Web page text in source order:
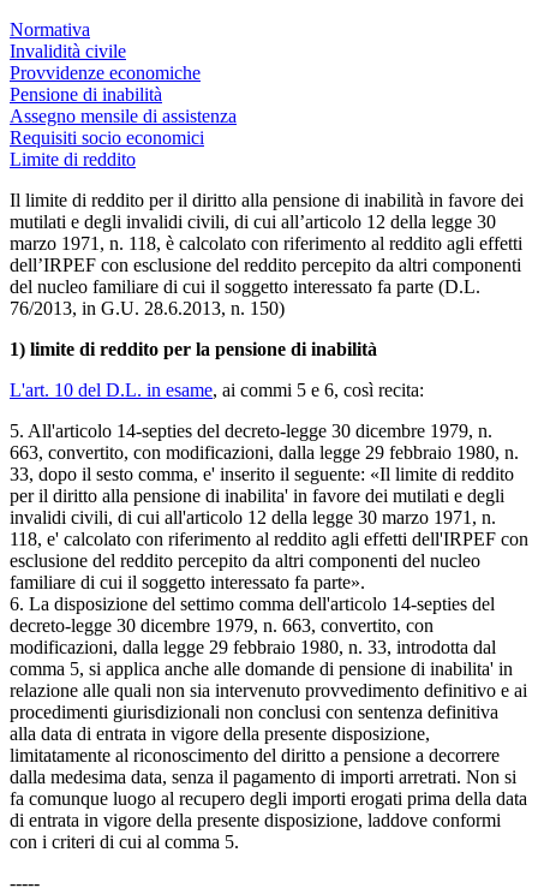
Normativa
Invalidità civile
Provvidenze economiche
Pensione di inabilità
Assegno mensile di assistenza
Requisiti socio economici
Limite di reddito
Il limite di reddito per il diritto alla pensione di inabilità in favore dei
mutilati e degli invalidi civili, di cui all’articolo 12 della legge 30
marzo 1971, n. 118, è calcolato con riferimento al reddito agli effetti
dell’IRPEF con esclusione del reddito percepito da altri componenti
del nucleo familiare di cui il soggetto interessato fa parte (D.L.
76/2013, in G.U. 28.6.2013, n. 150)
1) limite di reddito per la pensione di inabilità
L'art. 10 del D.L. in esame, ai commi 5 e 6, così recita:
5. All'articolo 14-septies del decreto-legge 30 dicembre 1979, n.
663, convertito, con modificazioni, dalla legge 29 febbraio 1980, n.
33, dopo il sesto comma, e' inserito il seguente: «Il limite di reddito
per il diritto alla pensione di inabilita' in favore dei mutilati e degli
invalidi civili, di cui all'articolo 12 della legge 30 marzo 1971, n.
118, e' calcolato con riferimento al reddito agli effetti dell'IRPEF con
esclusione del reddito percepito da altri componenti del nucleo
familiare di cui il soggetto interessato fa parte».
6. La disposizione del settimo comma dell'articolo 14-septies del
decreto-legge 30 dicembre 1979, n. 663, convertito, con
modificazioni, dalla legge 29 febbraio 1980, n. 33, introdotta dal
comma 5, si applica anche alle domande di pensione di inabilita' in
relazione alle quali non sia intervenuto provvedimento definitivo e ai
procedimenti giurisdizionali non conclusi con sentenza definitiva
alla data di entrata in vigore della presente disposizione,
limitatamente al riconoscimento del diritto a pensione a decorrere
dalla medesima data, senza il pagamento di importi arretrati. Non si
fa comunque luogo al recupero degli importi erogati prima della data
di entrata in vigore della presente disposizione, laddove conformi
con i criteri di cui al comma 5.
-----